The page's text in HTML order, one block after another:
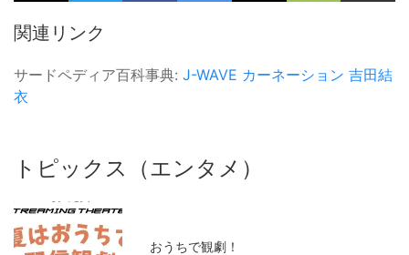
関連リンク
サードペディア百科事典: J-WAVE カーネーション 吉田結
衣
トピックス（エンタメ）
おうちで観劇！